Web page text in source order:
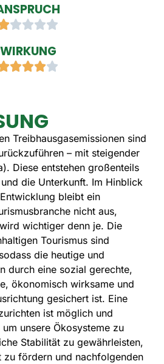

WIRKUNG

Treibhausgasemissionen sind
– mit steigender
Diese entstehen großenteils
die Unterkunft. Im Hinblick
bleibt ein
nicht aus,
wichtiger denn je. Die
Tourismus sind
die heutige und
durch eine sozial gerechte,
ökonomisch wirksame und
gesichert ist. Eine
ist möglich und
unsere Ökosysteme zu
Stabilität zu gewährleisten,
zu fördern und nachfolgenden